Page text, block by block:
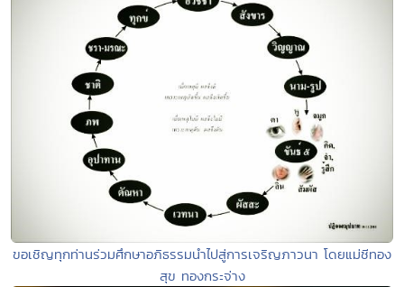
ขอเชิญทุกท่านร่วมศึกษาอภิธรรมนำไปสู่การเจริญภาวนา โดยแม่ชีทอง
สุข ทองกระจ่าง